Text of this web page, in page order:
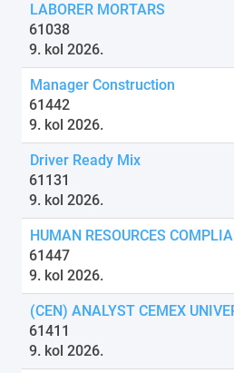
LABORER MORTARS
61038
9. kol 2026.
Manager Construction
61442
9. kol 2026.
Driver Ready Mix
61131
9. kol 2026.
HUMAN RESOURCES
61447
9. kol 2026.
(CEN) ANALYST CEMEX
61411
9. kol 2026.